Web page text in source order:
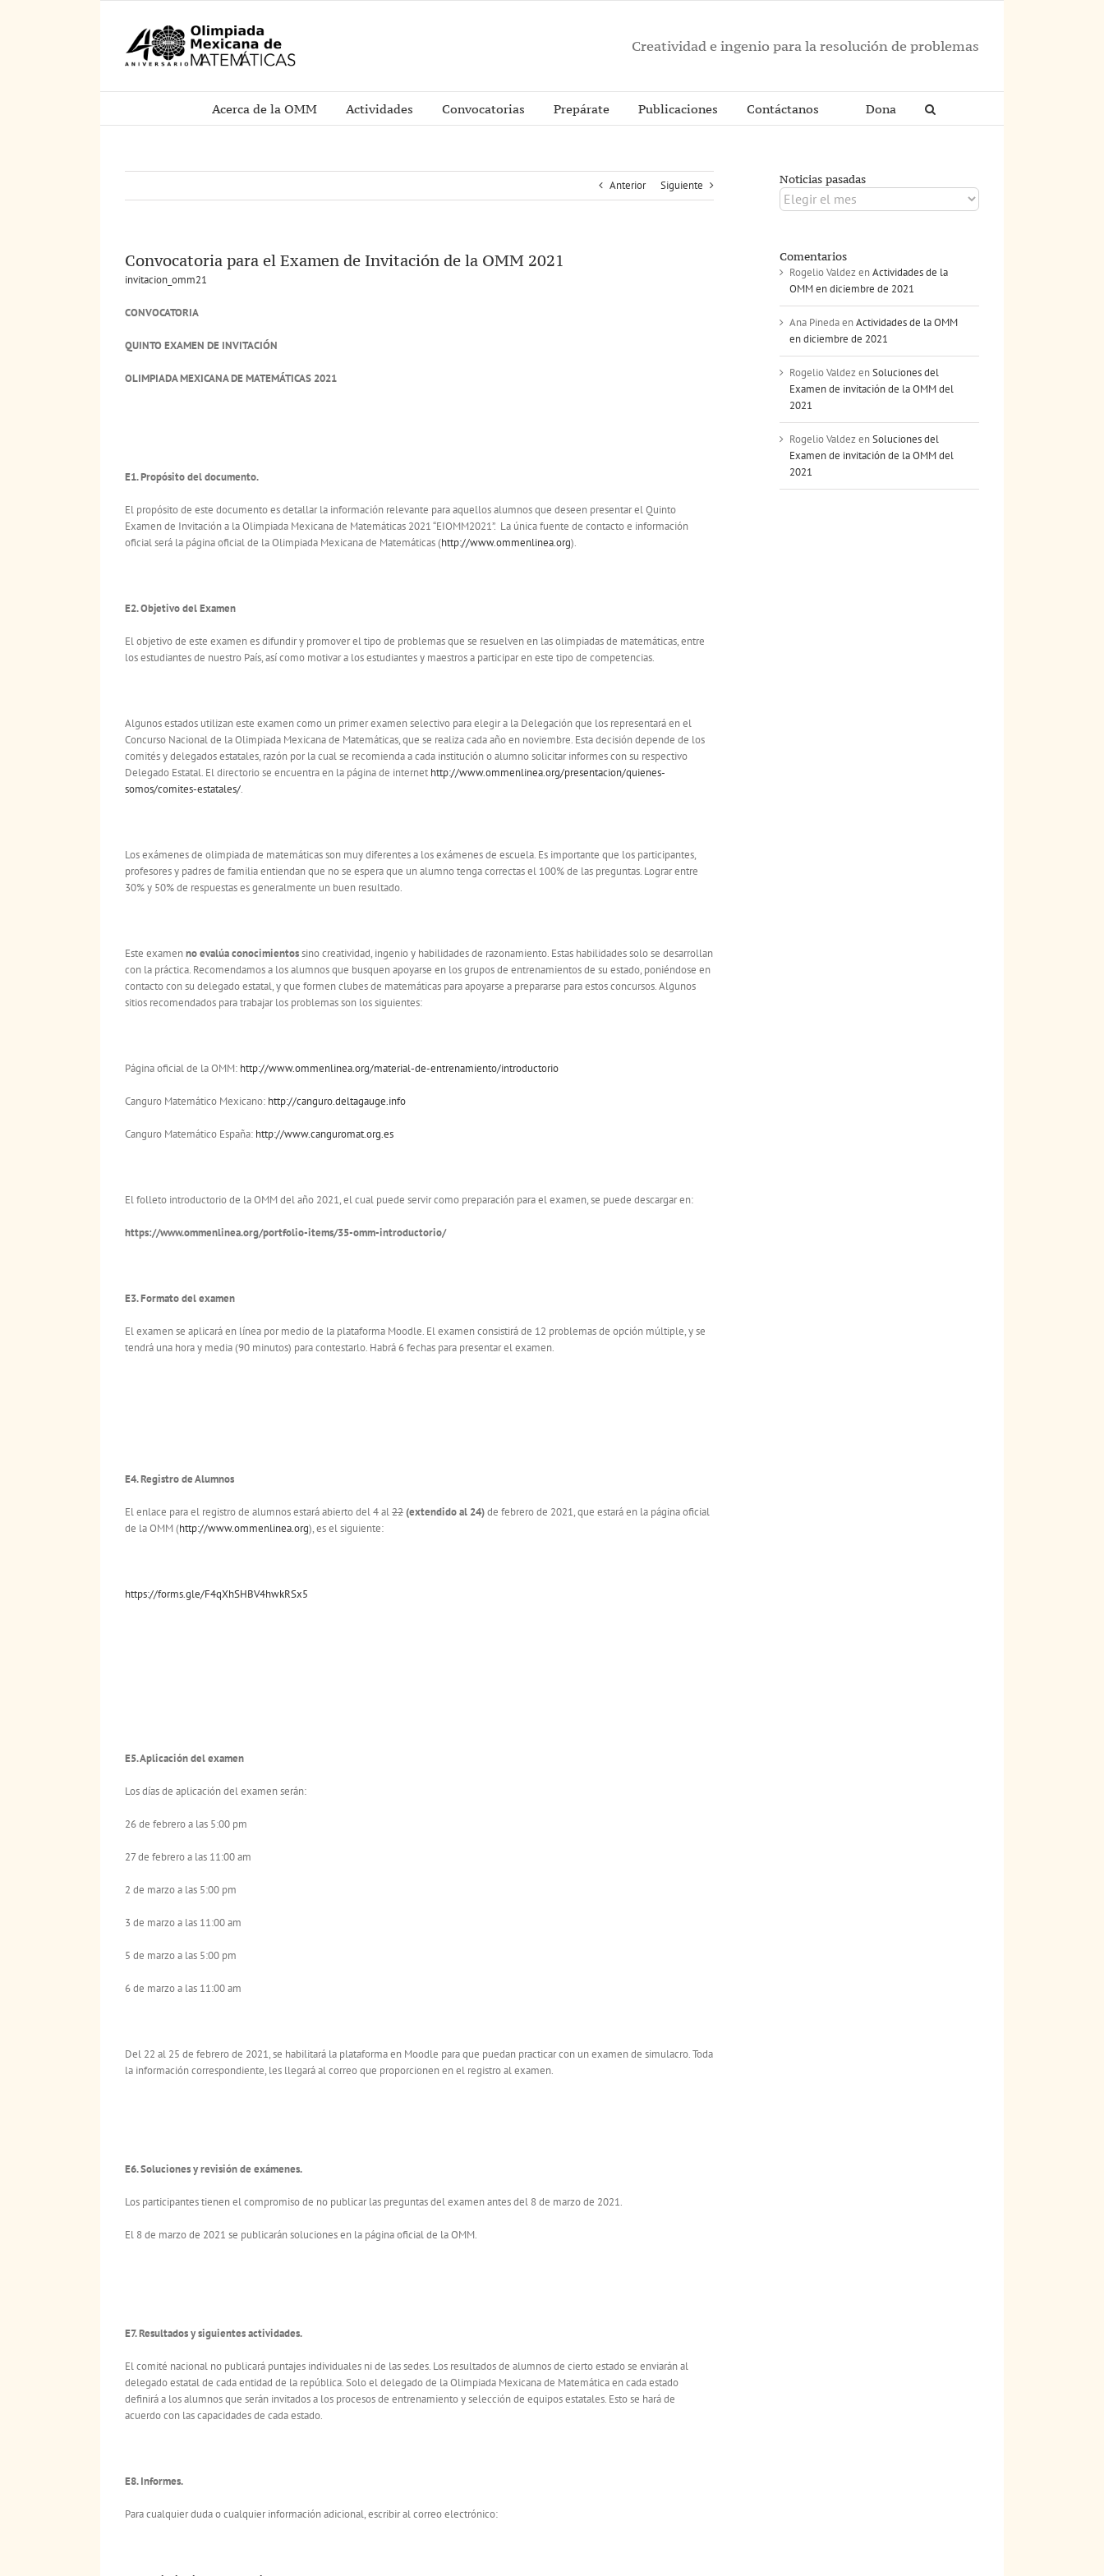
Creatividad e ingenio para la resolución de problemas
Acerca de la OMM Actividades Convocatorias Prepárate Publicaciones Contáctanos Dona
Anterior Siguiente
Convocatoria para el Examen de Invitación de la OMM 2021
invitacion_omm21
CONVOCATORIA
QUINTO EXAMEN DE INVITACIÓN
OLIMPIADA MEXICANA DE MATEMÁTICAS 2021
E1. Propósito del documento.
El propósito de este documento es detallar la información relevante para aquellos alumnos que deseen presentar el Quinto
Examen de Invitación a la Olimpiada Mexicana de Matemáticas 2021 “EIOMM2021”. La única fuente de contacto e información
oficial será la página oficial de la Olimpiada Mexicana de Matemáticas (http://www.ommenlinea.org).
E2. Objetivo del Examen
El objetivo de este examen es difundir y promover el tipo de problemas que se resuelven en las olimpiadas de matemáticas, entre
los estudiantes de nuestro País, así como motivar a los estudiantes y maestros a participar en este tipo de competencias.
Algunos estados utilizan este examen como un primer examen selectivo para elegir a la Delegación que los representará en el
Concurso Nacional de la Olimpiada Mexicana de Matemáticas, que se realiza cada año en noviembre. Esta decisión depende de los
comités y delegados estatales, razón por la cual se recomienda a cada institución o alumno solicitar informes con su respectivo
Delegado Estatal. El directorio se encuentra en la página de internet http://www.ommenlinea.org/presentacion/quienes-
somos/comites-estatales/.
Los exámenes de olimpiada de matemáticas son muy diferentes a los exámenes de escuela. Es importante que los participantes,
profesores y padres de familia entiendan que no se espera que un alumno tenga correctas el 100% de las preguntas. Lograr entre
30% y 50% de respuestas es generalmente un buen resultado.
Este examenno evalúa conocimientossino creatividad, ingenio y habilidades de razonamiento. Estas habilidades solo se desarrollan
con la práctica. Recomendamos a los alumnos que busquen apoyarse en los grupos de entrenamientos de su estado, poniéndose en
contacto con su delegado estatal, y que formen clubes de matemáticas para apoyarse a prepararse para estos concursos. Algunos
sitios recomendados para trabajar los problemas son los siguientes:
Página oficial de la OMM: http://www.ommenlinea.org/material-de-entrenamiento/introductorio
Canguro Matemático Mexicano: http://canguro.deltagauge.info
Canguro Matemático España: http://www.canguromat.org.es
El folleto introductorio de la OMM del año 2021, el cual puede servir como preparación para el examen, se puede descargar en:
https://www.ommenlinea.org/portfolio-items/35-omm-introductorio/
E3.Formato del examen
El examen se aplicará en línea por medio de la plataforma Moodle. El examen consistirá de 12 problemas de opción múltiple, y se
tendrá una hora y media (90 minutos) para contestarlo. Habrá 6 fechas para presentar el examen.
E4. Registro de Alumnos
El enlace para el registro de alumnos estará abierto del 4 al22(extendido al 24)de febrero de 2021, que estará en la página oficial
de la OMM (http://www.ommenlinea.org), es el siguiente:
https://forms.gle/F4qXhSHBV4hwkRSx5
E5. Aplicación del examen
Los días de aplicación del examen serán:
26 de febrero a las 5:00 pm
27 de febrero a las 11:00 am
2 de marzo a las 5:00 pm
3 de marzo a las 11:00 am
5 de marzo a las 5:00 pm
6 de marzo a las 11:00 am
Del 22 al 25 de febrero de 2021, se habilitará la plataforma en Moodle para que puedan practicar con un examen de simulacro. Toda
la información correspondiente, les llegará al correo que proporcionen en el registro al examen.
E6. Soluciones y revisión de exámenes.
Los participantes tienen el compromiso de no publicar las preguntas del examen antes del 8 de marzo de 2021.
El 8 de marzo de 2021 se publicarán soluciones en la página oficial de la OMM.
E7. Resultados y siguientes actividades.
El comité nacional no publicará puntajes individuales ni de las sedes. Los resultados de alumnos de cierto estado se enviarán al
delegado estatal de cada entidad de la república. Solo el delegado de la Olimpiada Mexicana de Matemática en cada estado
definirá a los alumnos que serán invitados a los procesos de entrenamiento y selección de equipos estatales. Esto se hará de
acuerdo con las capacidades de cada estado.
E8. Informes.
Para cualquier duda o cualquier información adicional, escribir al correo electrónico:
Noticias pasadas
Noticias
pasadas
Comentarios
Rogelio ValdezenActividades de la
OMM en diciembre de 2021
Ana PinedaenActividades de la OMM
en diciembre de 2021
Rogelio ValdezenSoluciones del
Examen de invitación de la OMM del
2021
Rogelio ValdezenSoluciones del
Examen de invitación de la OMM del
2021